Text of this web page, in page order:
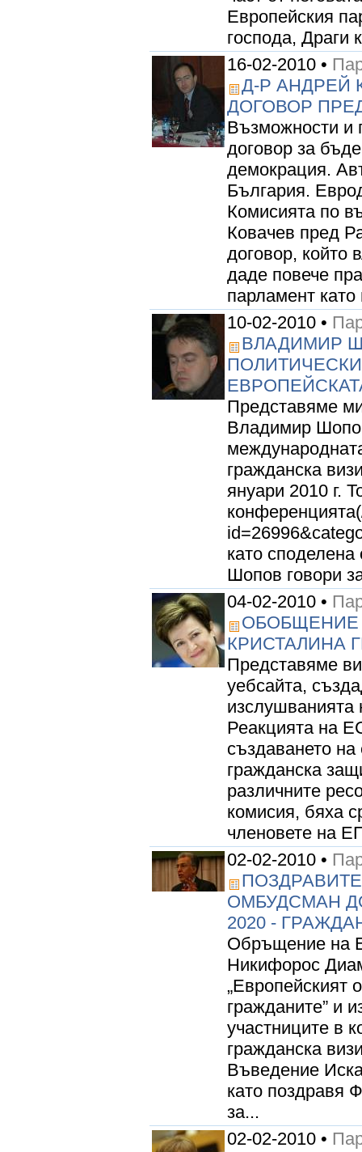
Европейския
господа, Драги
16-02-2010 •
Д-Р АНДРЕЙ
ДОГОВОР
Възможности и
договор за
демокрация.
България.
Комисията по
Ковачев пред
договор, който
даде повече
парламент като
10-02-2010 •
ВЛАДИМИР
Представяме
Владимир
гражданска
януари 2010 г.
като споделена
Шопов говори
04-02-2010 •
ОБОБЩЕНИЕ
КРИСТАЛИНА
Представяме
уебсайта,
изслушванията
Реакцията на
създаването
гражданска
различните
комисия, бяха
членовете на
02-02-2010 •
ОМБУДСМАН
2020 -
Обръщение на
Никифорос
„Европейският
гражданите” и
участниците в
гражданска
Въведение
като поздравя
за...
02-02-2010 •